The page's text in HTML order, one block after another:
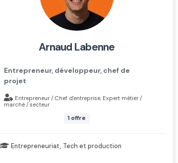
arnaud labenne
Entrepreneur, développeur, chef de
projet
Entrepreneur / Chef d'entreprise, Expert métier /
marché / secteur
1 offre
Entrepreneuriat, Tech et production